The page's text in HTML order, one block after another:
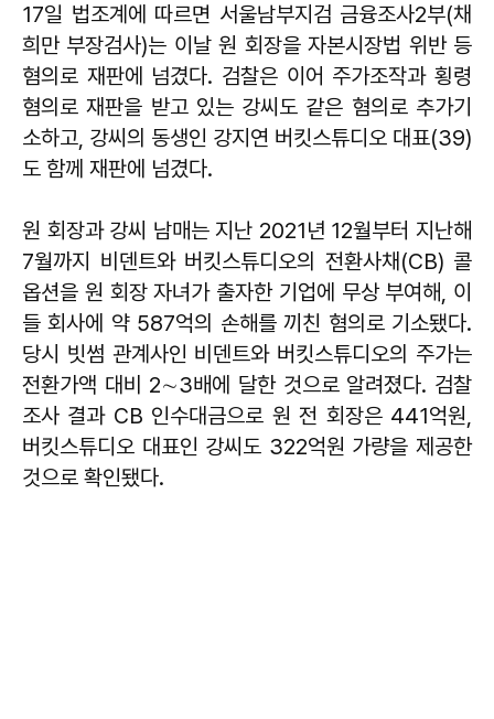
17일 법조계에 따르면 서울남부지검 금융조사2부(채
희만 부장검사)는 이날 원 회장을 자본시장법 위반 등
혐의로 재판에 넘겼다. 검찰은 이어 주가조작과 횡령
혐의로 재판을 받고 있는 강씨도 같은 혐의로 추가기
소하고, 강씨의 동생인 강지연 버킷스튜디오 대표(39)
도 함께 재판에 넘겼다.
원 회장과 강씨 남매는 지난 2021년 12월부터 지난해
7월까지 비덴트와 버킷스튜디오의 전환사채(CB) 콜
옵션을 원 회장 자녀가 출자한 기업에 무상 부여해, 이
들 회사에 약 587억의 손해를 끼친 혐의로 기소됐다.
당시 빗썸 관계사인 비덴트와 버킷스튜디오의 주가는
전환가액 대비 2∼3배에 달한 것으로 알려졌다. 검찰
조사 결과 CB 인수대금으로 원 전 회장은 441억원,
버킷스튜디오 대표인 강씨도 322억원 가량을 제공한
것으로 확인됐다.